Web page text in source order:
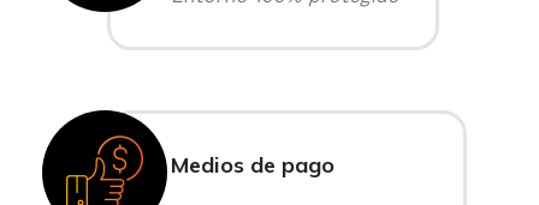
Medios de pago